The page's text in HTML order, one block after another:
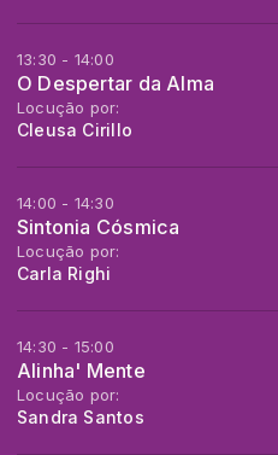
13:30 - 14:00
O Despertar da Alma
Locução por:
Cleusa Cirillo
14:00 - 14:30
Sintonia Cósmica
Locução por:
Carla Righi
14:30 - 15:00
Alinha' Mente
Locução por:
Sandra Santos